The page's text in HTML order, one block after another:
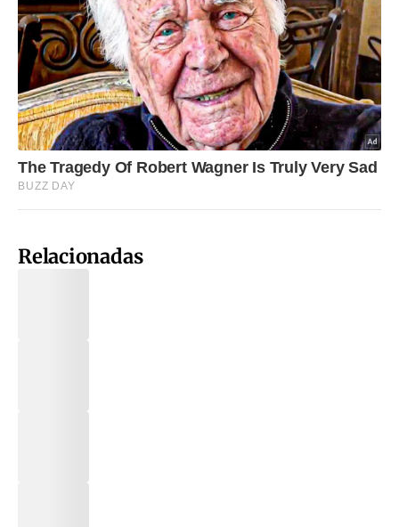
Relacionadas